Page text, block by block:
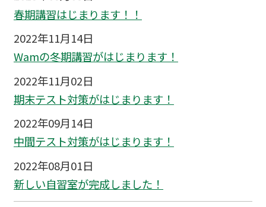
春期講習はじまります！！
2022年11月14日
Wamの冬期講習がはじまります！
2022年11月02日
期末テスト対策がはじまります！
2022年09月14日
中間テスト対策がはじまります！
2022年08月01日
新しい自習室が完成しました！